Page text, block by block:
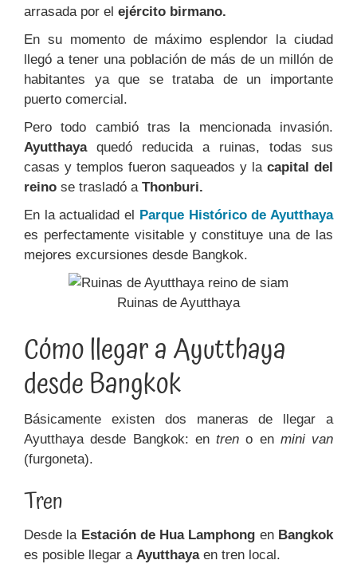
arrasada por el ejército birmano.
En su momento de máximo esplendor la ciudad
llegó a tener una población de más de un millón de
habitantes ya que se trataba de un importante
puerto comercial.
Pero todo cambió tras la mencionada invasión.
Ayutthayaquedó reducida a ruinas, todas sus
casas y templos fueron saqueados y la capital del
reino se trasladó a Thonburi.
En la actualidad el Parque Histórico de Ayutthaya
es perfectamente visitable y constituye una de las
mejores excursiones desde Bangkok.
Ruinas de Ayutthaya
Cómo llegar a Ayutthaya
desde Bangkok
Básicamente existen dos maneras de llegar a
Ayutthaya desde Bangkok: entren o en mini van
(furgoneta).
Tren
Desde la Estación de Hua Lamphong en Bangkok
es posible llegar a Ayutthayaen tren local.